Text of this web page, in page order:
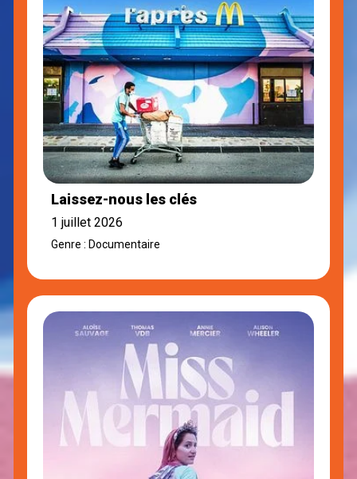
Laissez-nous les clés
1 juillet 2026
Genre : Documentaire